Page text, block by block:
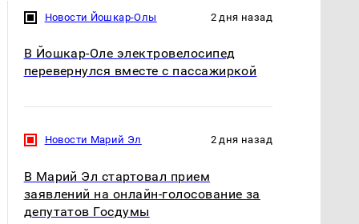
Новости Йошкар-Олы 2 дня назад
В Йошкар-Оле электровелосипед
перевернулся вместе с пассажиркой
Новости Марий Эл 2 дня назад
В Марий Эл стартовал прием
заявлений на онлайн-голосование за
депутатов Госдумы